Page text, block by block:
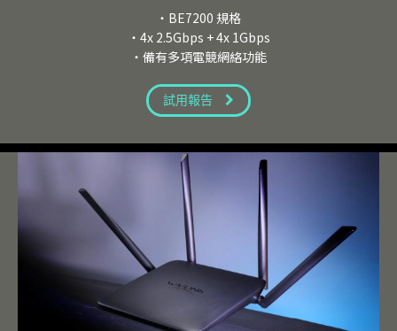
・BE7200 規格
・4x 2.5Gbps + 4x 1Gbps
・備有多項電競網絡功能
試用報告